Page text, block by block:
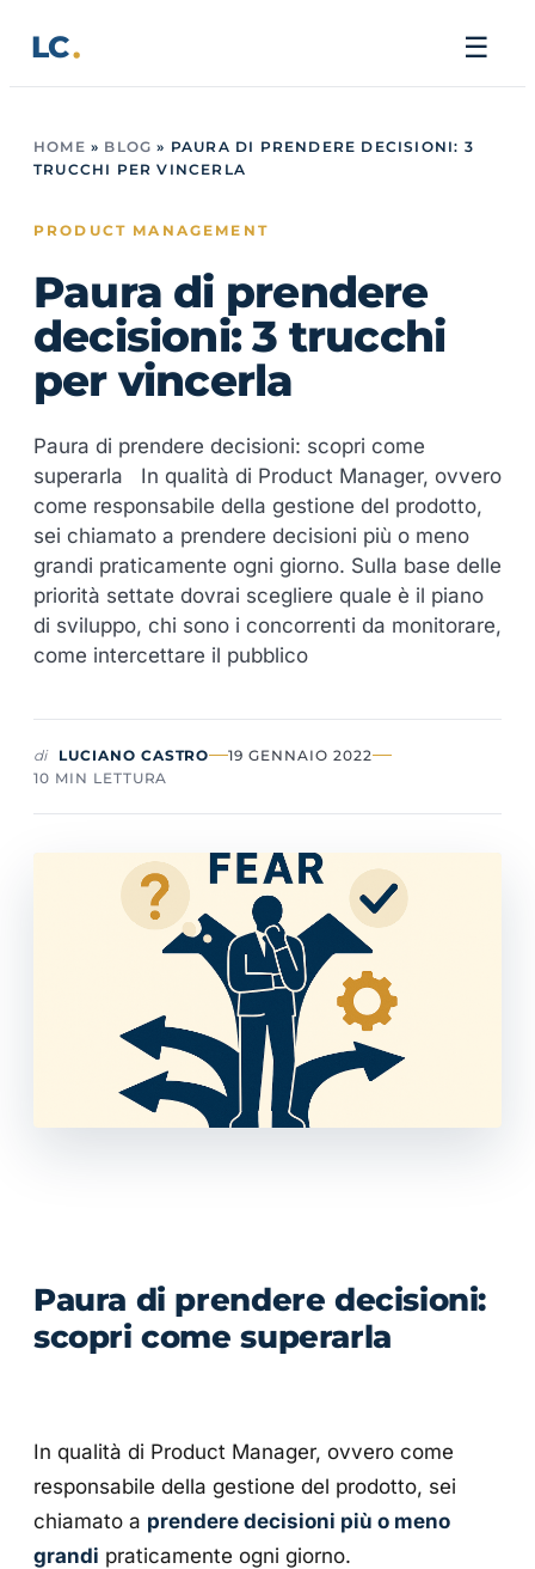
contenuto
LC ☰
HOME » BLOG » PAURA DI PRENDERE DECISIONI: 3
TRUCCHI PER VINCERLA
PRODUCT MANAGEMENT
Paura di prendere
decisioni: 3 trucchi
per vincerla
Paura di prendere decisioni: scopri come
superarla In qualità di Product Manager, ovvero
come responsabile della gestione del prodotto,
sei chiamato a prendere decisioni più o meno
grandi praticamente ogni giorno. Sulla base delle
priorità settate dovrai scegliere quale è il piano
di sviluppo, chi sono i concorrenti da monitorare,
come intercettare il pubblico
di LUCIANO CASTRO
19 GENNAIO 2022
10 MIN LETTURA
Paura di prendere decisioni:
scopri come superarla
In qualità di Product Manager, ovvero come
responsabile della gestione del prodotto, sei
chiamato a prendere decisioni più o meno
grandi praticamente ogni giorno.